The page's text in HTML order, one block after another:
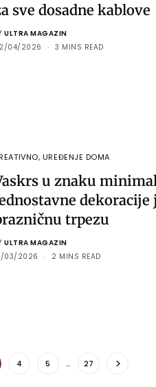
sve dosadne kablove
ULTRA MAGAZIN
04/2026
3 MINS READ
, UREĐENJE DOMA
u znaku
trpezu
ULTRA MAGAZIN
03/2026
2 MINS READ
4 5 … 27